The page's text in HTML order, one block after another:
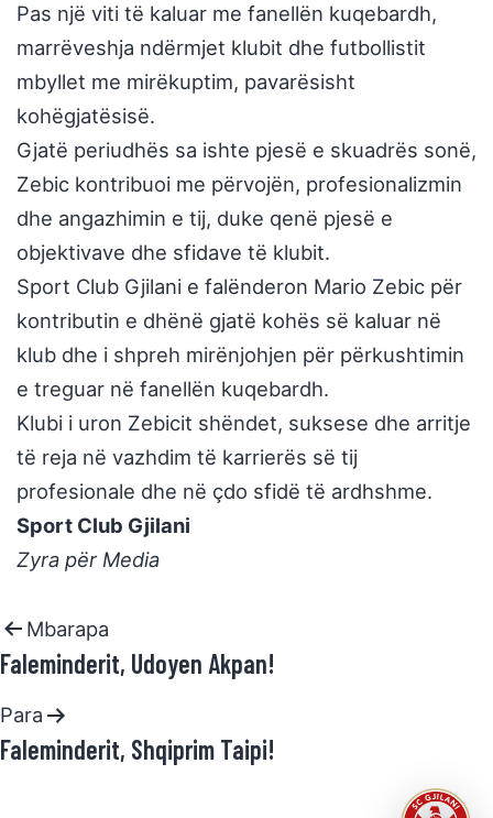
Pas një viti të kaluar me fanellën kuqebardh,
marrëveshja ndërmjet klubit dhe futbollistit
mbyllet me mirëkuptim, pavarësisht
kohëgjatësisë.
Gjatë periudhës sa ishte pjesë e skuadrës sonë,
Zebic kontribuoi me përvojën, profesionalizmin
dhe angazhimin e tij, duke qenë pjesë e
objektivave dhe sfidave të klubit.
Sport Club Gjilani e falënderon Mario Zebic për
kontributin e dhënë gjatë kohës së kaluar në
klub dhe i shpreh mirënjohjen për përkushtimin
e treguar në fanellën kuqebardh.
Klubi i uron Zebicit shëndet, suksese dhe arritje
të reja në vazhdim të karrierës së tij
profesionale dhe në çdo sfidë të ardhshme.
Sport Club Gjilani
Zyra për Media
Mbarapa
Faleminderit, Udoyen Akpan!
Para
Faleminderit, Shqiprim Taipi!